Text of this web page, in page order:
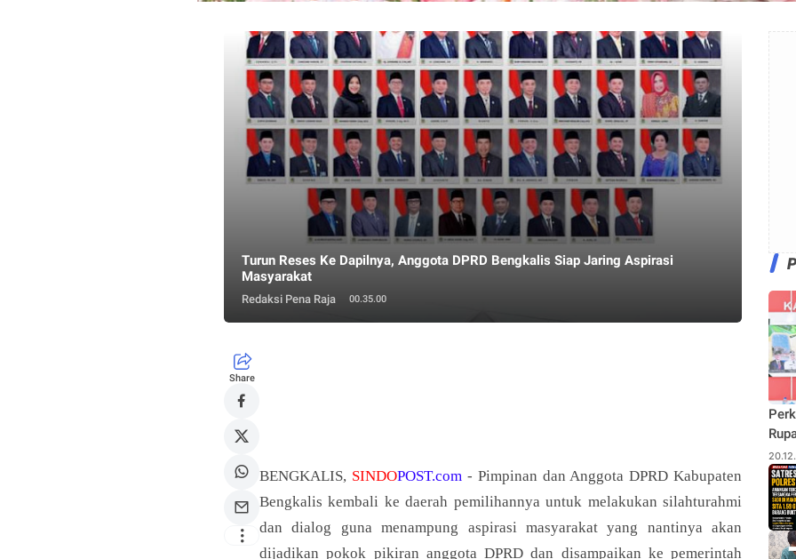
Turun Reses Ke Dapilnya, Anggota DPRD Bengkalis Siap Jaring Aspirasi
Masyarakat
Redaksi Pena Raja 00.35.00
Share
BENGKALIS, SINDOPOST.com- Pimpinan dan Anggota DPRD Kabupaten
Bengkalis kembali ke daerah pemilihannya untuk melakukan silahturahmi
dan dialog guna menampung aspirasi masyarakat yang nantinya akan
dijadikan pokok pikiran anggota DPRD dan disampaikan ke pemerintah
Rhu